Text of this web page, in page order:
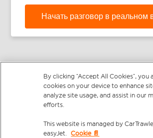
Начать разговор в реальном
© easyJet2026 Все права защищены.
Правила и условия
By clicking “Accept All Cookies”, you
cookies on your device to enhance
analyze site usage, and assist in our
efforts.
This website is managed by
easyJet. Cookie 📄